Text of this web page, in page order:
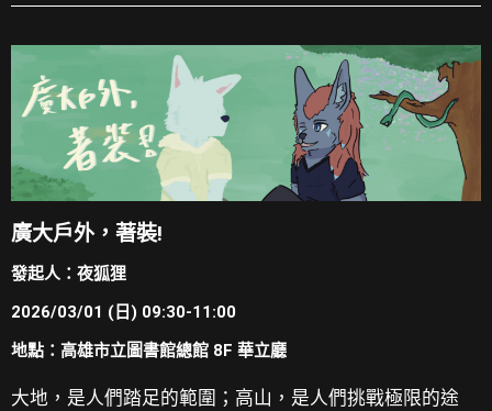
廣大戶外，著裝!
發起人：夜狐狸
2026/03/01 (日) 09:30-11:00
地點：高雄市立圖書館總館 8F 華立廳
大地，是人們踏足的範圍；高山，是人們挑戰極限的途